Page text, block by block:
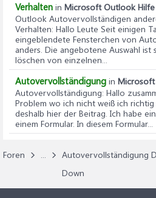
Verhalten in Microsoft Outlook Hilfe
Outlook Autovervollständigen
Verhalten: Hallo Leute Seit einigen
eingeblendete Fensterchen von
anders. Die angebotene Auswahl ist
löschen von einzelnen...
Autovervollständigung in Microsoft
Autovervollständigung: Hallo
Problem wo ich nicht weiß ich
deshalb hier der Beitrag. Ich habe
einem Formular. In diesem Formular...
Foren ...
Autovervollständigung
Down